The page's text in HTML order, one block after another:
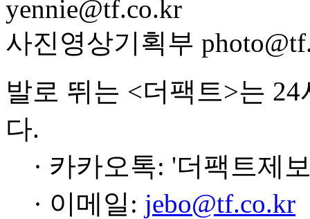
yennie@tf.co.kr
사진영상기획부
발로 뛰는 <더팩트>는
다.
· 카카오톡: '더팩트제
· 이메일: jebo@tf.co.kr